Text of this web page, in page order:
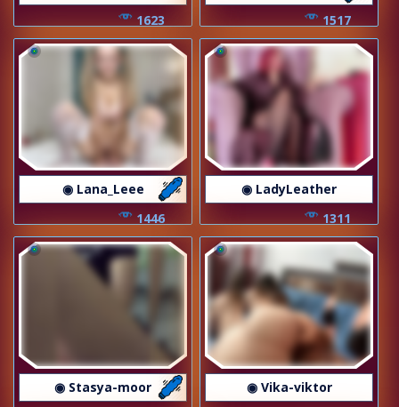
1623
1517
◉ Lana_Leee
1446
◉ LadyLeather
1311
◉ Stasya-moor
◉ Vika-viktor